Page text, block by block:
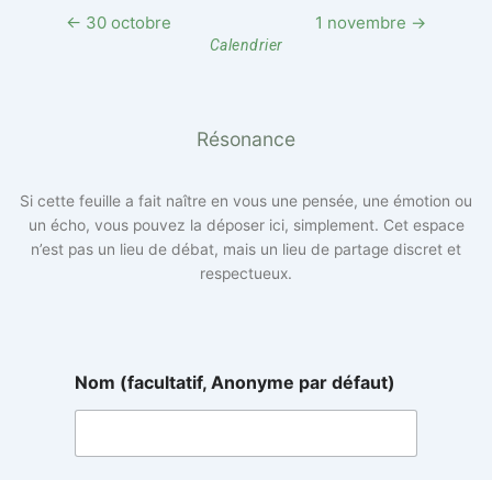
← 30 octobre 1 novembre →
Calendrier
Résonance
Si cette feuille a fait naître en vous une pensée, une émotion ou
un écho, vous pouvez la déposer ici, simplement. Cet espace
n’est pas un lieu de débat, mais un lieu de partage discret et
respectueux.
Nom (facultatif, Anonyme par défaut)